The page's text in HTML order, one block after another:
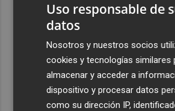
San Javier da viabilidad al nuevo
324 habitaciones
Estos son los estrenos que abren la
de la comedia 'El último mono' a una
'La Patrulla Canina'
Uso responsable de
datos
Nosotros y nuestros socios
cookies y tecnologías similares
almacenar y acceder a
dispositivo y procesar datos
como su dirección IP,